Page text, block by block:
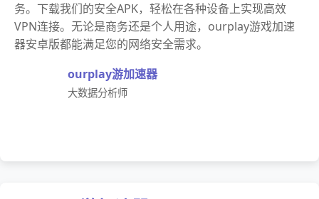
务。下载我们的安全APK，轻松在各种设备上实现高效
VPN连接。无论是商务还是个人用途，ourplay游戏加速
器安卓版都能满足您的网络安全需求。
ourplay游加速器
大数据分析师